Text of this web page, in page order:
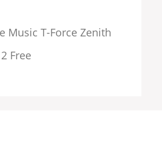
Music T-Force Zenith
Free